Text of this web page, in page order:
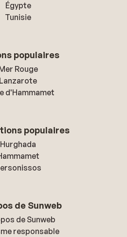
Égypte
Tunisie
populaires
Rouge
Lanzarote
d'Hammamet
populaires
Hurghada
de Sunweb
de Sunweb
responsable